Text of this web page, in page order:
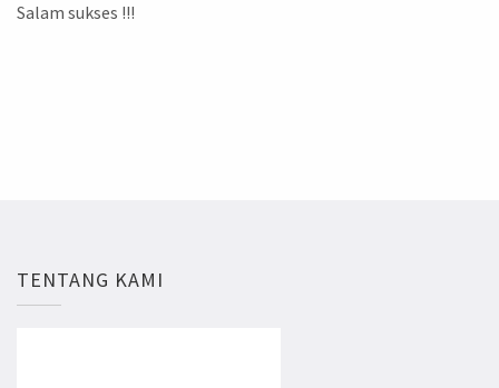
Salam sukses !!!
TENTANG KAMI